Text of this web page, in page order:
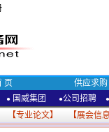
页 供应求购
● 国威集团 ●公司招聘 ●
【专业论文】 【展会信